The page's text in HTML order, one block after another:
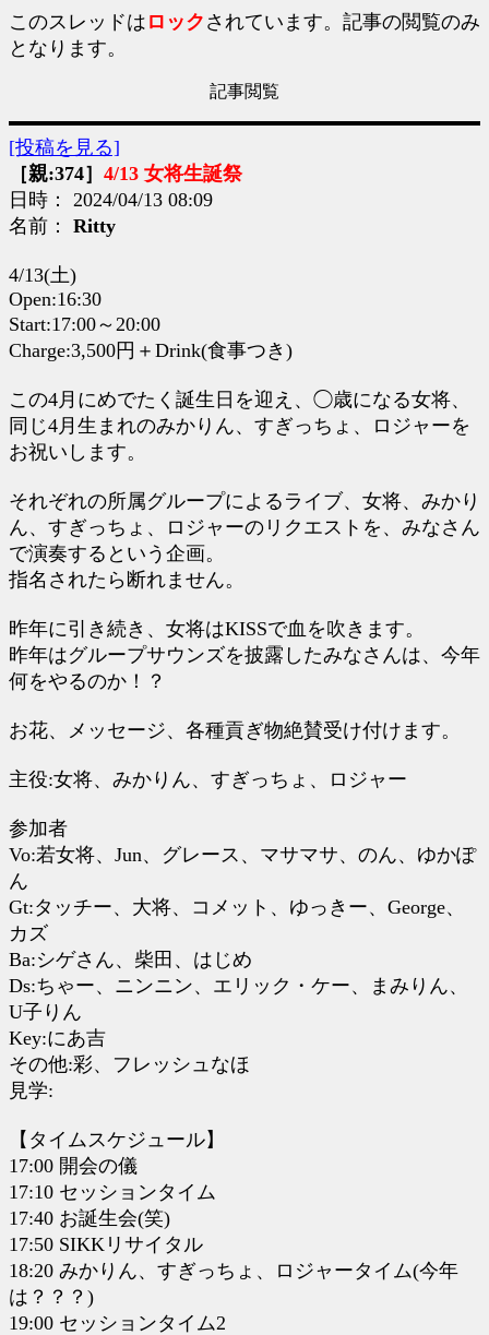
このスレッドは ロック されています。記事の閲覧のみ
となります。
記事閲覧
[投稿を見る]
［親:374］ 4/13 女将生誕祭
日時： 2024/04/13 08:09
名前： Ritty
4/13(土)
Open:16:30
Start:17:00～20:00
Charge:3,500円＋Drink(食事つき)
この4月にめでたく誕生日を迎え、◯歳になる女将、
同じ4月生まれのみかりん、すぎっちょ、ロジャーを
お祝いします。
それぞれの所属グループによるライブ、女将、みかり
ん、すぎっちょ、ロジャーのリクエストを、みなさん
で演奏するという企画。
指名されたら断れません。
昨年に引き続き、女将はKISSで血を吹きます。
昨年はグループサウンズを披露したみなさんは、今年
何をやるのか！？
お花、メッセージ、各種貢ぎ物絶賛受け付けます。
主役:女将、みかりん、すぎっちょ、ロジャー
参加者
Vo:若女将、Jun、グレース、マサマサ、のん、ゆかぽ
ん
Gt:タッチー、大将、コメット、ゆっきー、George、
カズ
Ba:シゲさん、柴田、はじめ
Ds:ちゃー、ニンニン、エリック・ケー、まみりん、
U子りん
Key:にあ吉
その他:彩、フレッシュなほ
見学:
【タイムスケジュール】
17:00 開会の儀
17:10 セッションタイム
17:40 お誕生会(笑)
17:50 SIKKリサイタル
18:20 みかりん、すぎっちょ、ロジャータイム(今年
は？？？)
19:00 セッションタイム2